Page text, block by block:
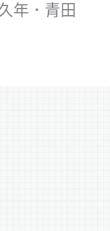
年．青田